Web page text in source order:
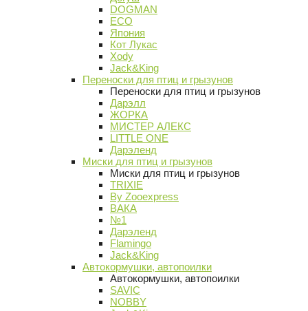
DOGMAN
ECO
Япония
Кот Лукас
Xody
Jack&King
Переноски для птиц и грызунов
Переноски для птиц и грызунов
Дарэлл
ЖОРКА
МИСТЕР АЛЕКС
LITTLE ONE
Дарэленд
Миски для птиц и грызунов
Миски для птиц и грызунов
TRIXIE
By Zooexpress
ВАКА
№1
Дарэленд
Flamingo
Jack&King
Автокормушки, автопоилки
Автокормушки, автопоилки
SAVIC
NOBBY